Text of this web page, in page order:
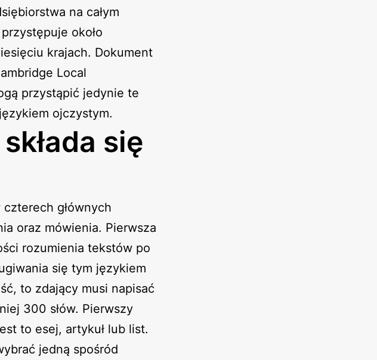
na całym
około
krajach. Dokument
Local
przystąpić jedynie te
ojczystym.
się
głównych
oraz mówienia. Pierwsza
rozumienia tekstów po
się tym językiem
to zdający musi napisać
300 słów. Pierwszy
to esej, artykuł lub list.
jedną spośród